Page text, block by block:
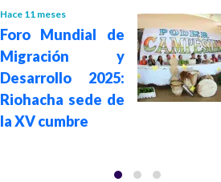
Hace 11 meses
Foro Mundial de
Migración y
Desarrollo 2025:
Riohacha sede de
la XV cumbre